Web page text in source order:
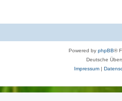
Powered by phpBB®
Deutsche
Impressum |